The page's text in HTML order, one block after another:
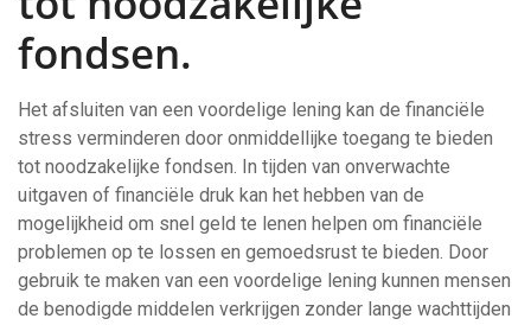
fondsen.
Het afsluiten van een voordelige lening kan de financiële
stress verminderen door onmiddellijke toegang te bieden
tot noodzakelijke fondsen. In tijden van onverwachte
uitgaven of financiële druk kan het hebben van de
mogelijkheid om snel geld te lenen helpen om financiële
problemen op te lossen en gemoedsrust te bieden. Door
gebruik te maken van een voordelige lening kunnen mensen
de benodigde middelen verkrijgen zonder lange wachttijden